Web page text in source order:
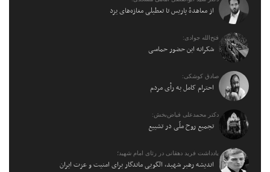
از معاهدهٔ پاریس تا تعطیلی مغازه‌های یزد
فتح‌الله جوادی:
شکرانه این حضور حماسی
صادق کوشکی:
احترام کامل به رأی مردم
دکتر محمدعلی فیاض‌بخش:
تجمیع روح ملّی در تشییع
یادداشت فرید دهقانی در رثای امام شهید؛
اندیشه رهبر شهید، الگویی ماندگار برای امنیت و عزت ایران